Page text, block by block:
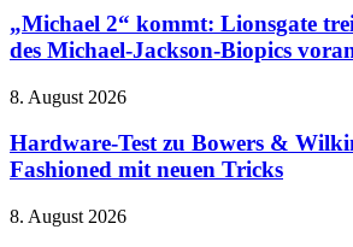
und
Banjo-
sind
wieder
da
kommt:
Lionsgate
treibt
des
Jackson-
Biopics
„Michael 2“ kommt: Lionsgate
des Michael-Jackson-Biopics
Hardware-
zu
Bowers
&
Pi8
8. August 2026
Hardware-Test zu Bowers &
Fashioned mit neuen Tricks
Disney
8. August 2026